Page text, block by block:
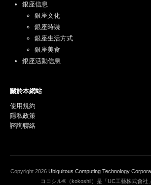
銀座信息
銀座文化
銀座時裝
銀座生活方式
銀座美食
銀座活動信息
關於本網站
使用規約
隱私政策
諮詢聯絡
Copyright 2026 Ubiquitous Computing Technology
ココシル®（kokoshil）是「UC工藝株式會社